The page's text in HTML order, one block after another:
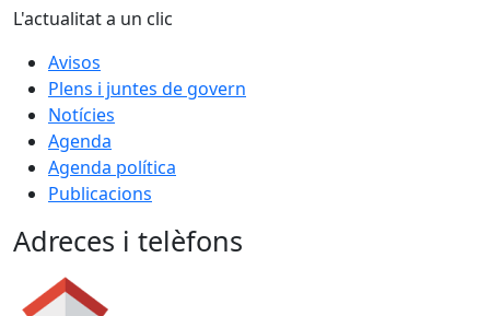
L'actualitat a un clic
Avisos
Plens i juntes de govern
Notícies
Agenda
Agenda política
Publicacions
Adreces i telèfons